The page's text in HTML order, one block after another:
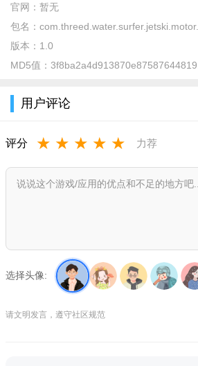
官网： 暂无
包名：
版本： 1.0
MD5值：
用户评论
评分 ★ ★ ★ ★ ★ 力荐
选择头像:
请文明发言，遵守社区规范